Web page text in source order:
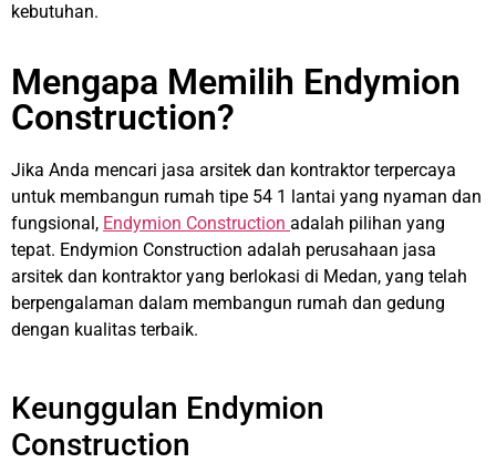
kebutuhan.
Mengapa Memilih Endymion
Construction?
Jika Anda mencari jasa arsitek dan kontraktor terpercaya
untuk membangun rumah tipe 54 1 lantai yang nyaman dan
fungsional, Endymion Construction adalah pilihan yang
tepat. Endymion Construction adalah perusahaan jasa
arsitek dan kontraktor yang berlokasi di Medan, yang telah
berpengalaman dalam membangun rumah dan gedung
dengan kualitas terbaik.
Keunggulan Endymion
Construction